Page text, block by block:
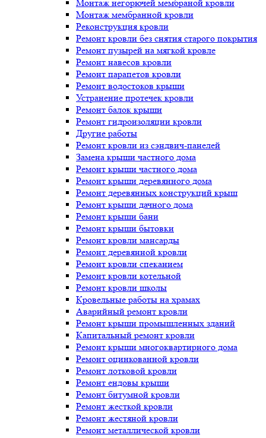
Монтаж негорючей мембраной кровли
Монтаж мембранной кровли
Реконструкция кровли
Ремонт кровли без снятия старого покрытия
Ремонт пузырей на мягкой кровле
Ремонт навесов кровли
Ремонт парапетов кровли
Ремонт водостоков крыши
Устранение протечек кровли
Ремонт балок крыши
Ремонт гидроизоляции кровли
Другие работы
Ремонт кровли из сэндвич-панелей
Замена крыши частного дома
Ремонт крыши частного дома
Ремонт крыши деревянного дома
Ремонт деревянных конструкций крыш
Ремонт крыши дачного дома
Ремонт крыши бани
Ремонт крыши бытовки
Ремонт кровли мансарды
Ремонт деревянной кровли
Ремонт кровли спеканием
Ремонт кровли котельной
Ремонт кровли школы
Кровельные работы на храмах
Аварийный ремонт кровли
Ремонт крыши промышленных зданий
Капитальный ремонт кровли
Ремонт крыши многоквартирного дома
Ремонт оцинкованной кровли
Ремонт лотковой кровли
Ремонт ендовы крыши
Ремонт битумной кровли
Ремонт жесткой кровли
Ремонт жестяной кровли
Ремонт металлической кровли